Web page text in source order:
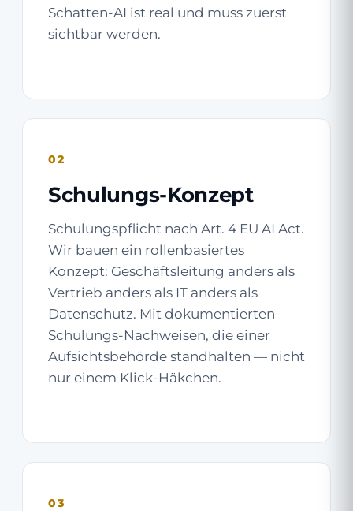
Schatten-AI ist real und muss zuerst
sichtbar werden.
02
Schulungs-Konzept
Schulungspflicht nach Art. 4 EU AI Act.
Wir bauen ein rollenbasiertes
Konzept: Geschäftsleitung anders als
Vertrieb anders als IT anders als
Datenschutz. Mit dokumentierten
Schulungs-Nachweisen, die einer
Aufsichtsbehörde standhalten — nicht
nur einem Klick-Häkchen.
03